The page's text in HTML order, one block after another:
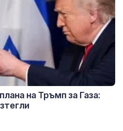
на Тръмп за Газа: